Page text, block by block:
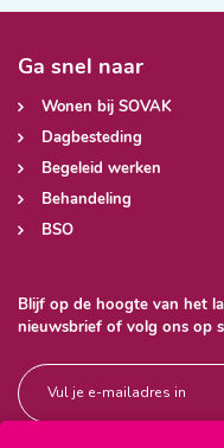
Blijf op de hoogte van het
nieuwsbrief of volg ons op
Ga snel naar
Wonen bij SOVAK
Dagbesteding
Begeleid werken
Behandeling
BSO